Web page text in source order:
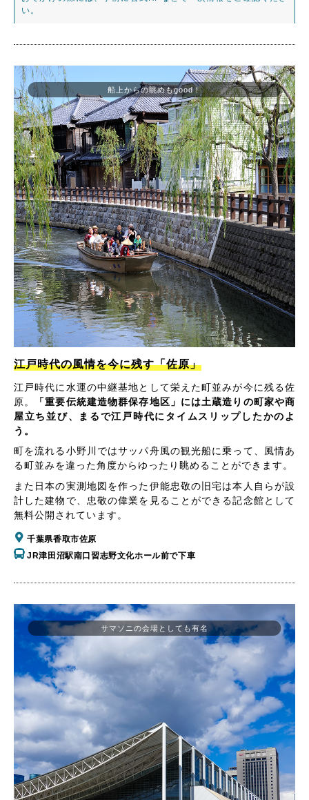
い。
船上からの眺めもgood！
江戸時代の風情を今に残す「佐原」
江戸時代に水運の中継基地として栄えた町並みが今に残る佐
原。
「重要伝統建造物群保存地区」には土蔵造りの町家や商
屋立ち並び、まるで江戸時代にタイムスリップしたかのよ
う。
町を流れる小野川ではサッパ舟風の観光船に乗って、風情あ
る町並みを違った角度からゆったり眺めることができます。
また日本の実測地図を作った伊能忠敬の旧宅は本人自らが設
計した建物で、忠敬の偉業を見ることができる記念館として
無料公開されています。
千葉県香取市佐原
JR津田沼駅南口習志野文化ホール前で下車
サマソニの会場としても有名